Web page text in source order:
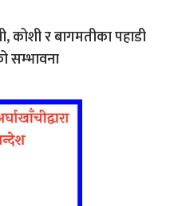
र बागमतीका पहाडी
सम्भावना